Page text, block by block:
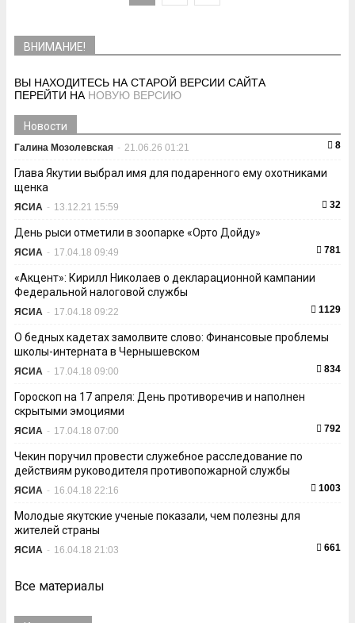
ВНИМАНИЕ!
ВЫ НАХОДИТЕСЬ НА СТАРОЙ ВЕРСИИ САЙТА
ПЕРЕЙТИ НА НОВУЮ ВЕРСИЮ
Новости
Галина Мозолевская - 21.06.26 01:21 8
Глава Якутии выбрал имя для подаренного ему охотниками
щенка
ЯСИА - 13.12.21 15:59 32
День рыси отметили в зоопарке «Орто Дойду»
ЯСИА - 17.04.18 09:49 781
«Акцент»: Кирилл Николаев о декларационной кампании
Федеральной налоговой службы
ЯСИА - 17.04.18 09:22 1129
О бедных кадетах замолвите слово: Финансовые проблемы
школы-интерната в Чернышевском
ЯСИА - 17.04.18 09:00 834
Гороскоп на 17 апреля: День противоречив и наполнен
скрытыми эмоциями
ЯСИА - 17.04.18 07:00 792
Чекин поручил провести служебное расследование по
действиям руководителя противопожарной службы
ЯСИА - 16.04.18 22:16 1003
Молодые якутские ученые показали, чем полезны для
жителей страны
ЯСИА - 16.04.18 21:03 661
Все материалы